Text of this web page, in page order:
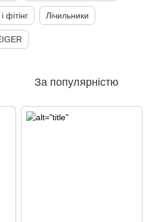
фітінг Лічильники
За популярністю